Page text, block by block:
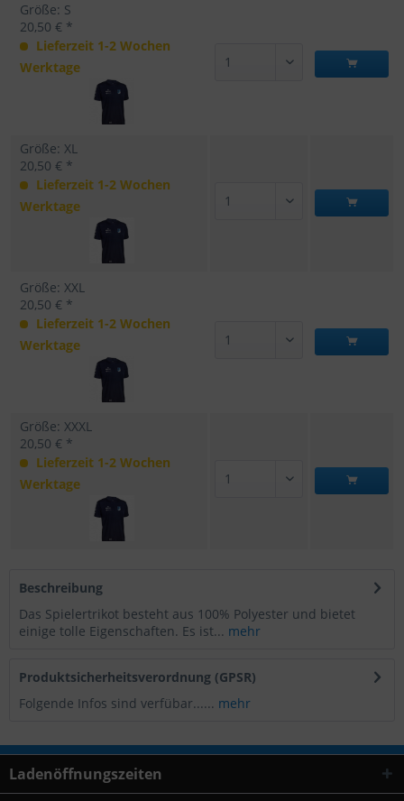
Größe: S
20,50 € *
Lieferzeit 1-2 Wochen
Werktage
Größe: XL
20,50 € *
Lieferzeit 1-2 Wochen
Werktage
Größe: XXL
20,50 € *
Lieferzeit 1-2 Wochen
Werktage
Größe: XXXL
20,50 € *
Lieferzeit 1-2 Wochen
Werktage
Beschreibung
Das Spielertrikot besteht aus 100% Polyester und bietet
einige tolle Eigenschaften. Es ist... mehr
Produktsicherheitsverordnung (GPSR)
Folgende Infos sind verfübar...... mehr
Ladenöffnungszeiten